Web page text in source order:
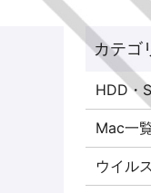
HDD・
Mac一
ウイル